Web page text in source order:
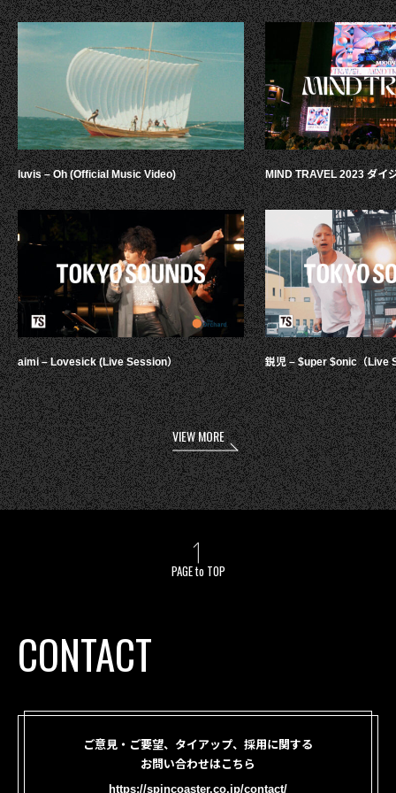
luvis – Oh (Official Music Video)
aimi – Lovesick (Live Session）
MIND TRAVEL 2023 ダイ
鋭児 – $uper $onic（Live
VIEW MORE
PAGE to TOP
CONTACT
ご意見・ご要望、タイアップ、採用に関する
お問い合わせはこちら
https://spincoaster.co.jp/contact/